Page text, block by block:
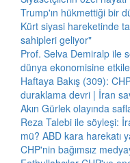
Trump'ın hükmettiği bir
Kürt siyasi hareketinde
sahipleri geliyor"
Prof. Selva Demiralp ile
dünya ekonomisine
Haftaya Bakış (309):
duraklama devri | İran
Akın Gürlek olayında
Reza Talebi ile söyleşi:
mü? ABD kara harekatı
CHP'nin bağımsız